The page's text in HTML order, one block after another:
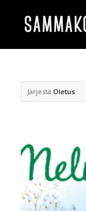
Järjestä Oletus